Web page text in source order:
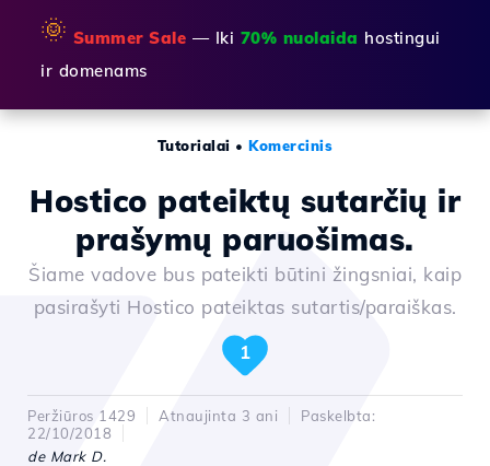
🌞 Summer Sale — Iki 70% nuolaida hostingui
ir domenams
Tutorialai •Komercinis
Hostico pateiktų sutarčių ir
prašymų paruošimas.
Šiame vadove bus pateikti būtini žingsniai, kaip
pasirašyti Hostico pateiktas sutartis/paraiškas.
1
Peržiūros 1429 Atnaujinta 3 ani
Paskelbta:
22/10/2018
de Mark D.